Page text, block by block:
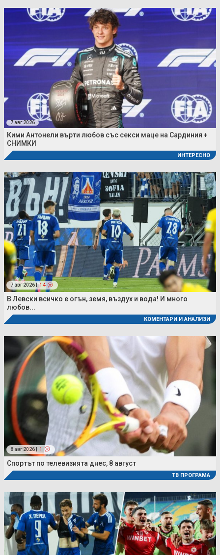
7 авг 2026
Кими Антонели върти любов със секси маце на Сардиния +
СНИМКИ
ИНТЕРЕСНО
7 авг 2026 | 14
В Левски всичко е огън, земя, въздух и вода! И много
любов...
КОМЕНТАРИ И АНАЛИЗИ
8 авг 2026 | 1
Спортът по телевизията днес, 8 август
ТВ ПРОГРАМА